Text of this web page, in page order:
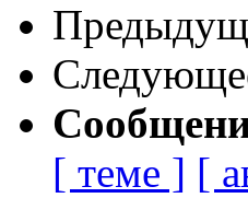
[ теме ] [